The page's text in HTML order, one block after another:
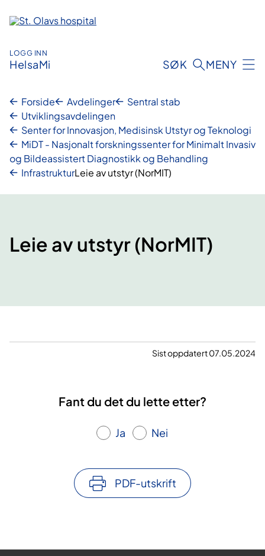
innhold
LOGG INN
HelsaMi SØK MENY
Forside Avdelinger
Sentral stab
Utviklingsavdelingen
Senter for Innovasjon, Medisinsk Utstyr og Teknologi
MiDT - Nasjonalt forskningssenter for Minimalt Invasiv
og Bildeassistert Diagnostikk og Behandling
InfrastrukturLeie av utstyr (NorMIT)
Leie av utstyr (NorMIT)
Sist oppdatert 07.05.2024
Fant du det du lette etter?
Ja Nei
PDF-utskrift